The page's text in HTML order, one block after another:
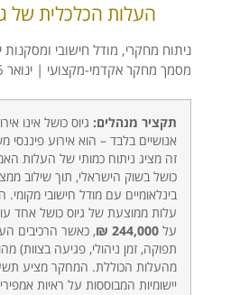
העלות הכלכלית של
ניתוח מחקרי, מודל חישובי ומסקנות
מסמך מחקר אקדמי-מקצועי | ינואר 2026
תקציר מנהלים: גיוס כושל אינו
אנושיים בלבד – הוא אירוע
זה מציג ניתוח כמותי של העלות
כושל בשוק הישראלי, תוך שילוב
בינלאומיים עם מודל חישובי מקומי.
עלות ממוצעת של גיוס כושל אחד
על 244,000 ₪
, כאשר הרכיבים
מהעלות הכוללת. המחקר מציע
יישומיות המבוססות על ראיות